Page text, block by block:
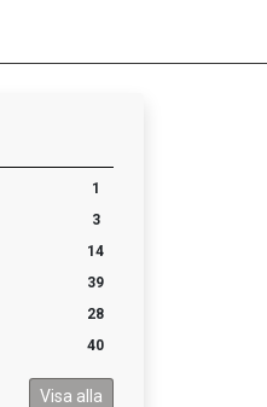
1
3
14
39
28
40
Visa alla